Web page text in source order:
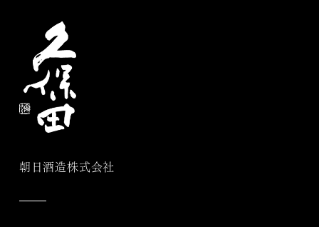
朝日酒造株式会社